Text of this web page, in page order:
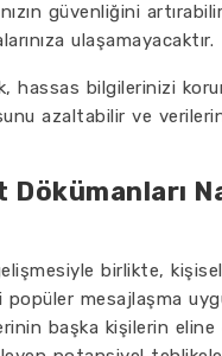
güvenliğini
ulaşamayacaktır.
hassas bilgilerinizi
azaltabilir ve
birlikte,
mesajlaşma
başka kişilerin